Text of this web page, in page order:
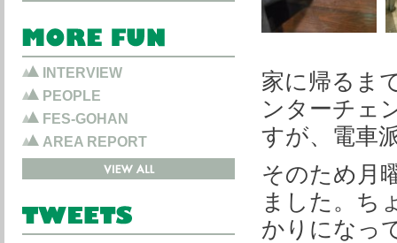
家に帰るま
ンターチェ
すが、電車
そのため月
ました。ち
かりになっ
INTERVIEW
PEOPLE
FES-GOHAN
AREA REPORT